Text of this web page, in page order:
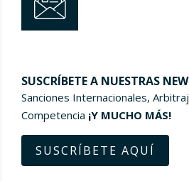
SUSCRÍBETE A NUESTRAS
Sanciones Internacionales,
Competencia ¡Y MUCHO MÁS!
SUSCRÍBETE AQUÍ